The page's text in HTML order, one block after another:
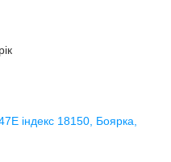
індекс 18150, Боярка,